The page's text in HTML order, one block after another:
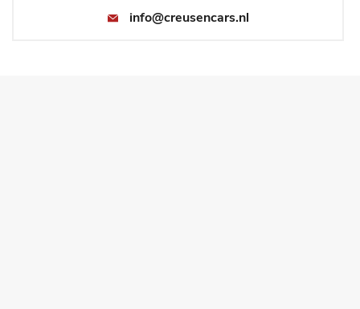
info@creusencars.nl